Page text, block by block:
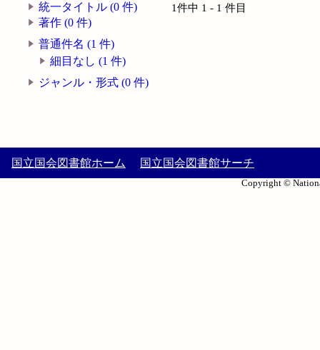
統一タイトル (0 件)
著作 (0 件)
普通件名 (1 件)
細目なし (1 件)
ジャンル・形式 (0 件)
1件中 1 - 1 件目
国立国会図書館ホーム 国立国会図書館サーチ
Copyright ©